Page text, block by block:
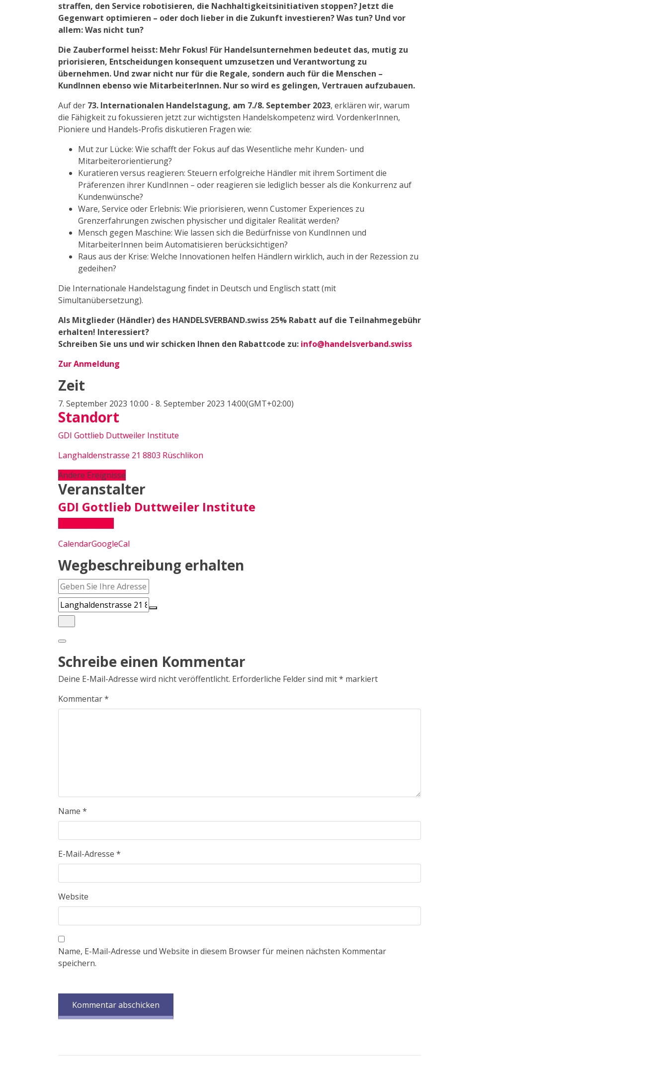
straffen, den Service robotisieren, die Nachhaltigkeitsinitiativen stoppen? Jetzt die
Gegenwart optimieren – oder doch lieber in die Zukunft investieren? Was tun? Und vor
allem: Was nicht tun?
Die Zauberformel heisst: Mehr Fokus! Für Handelsunternehmen bedeutet das, mutig zu
priorisieren, Entscheidungen konsequent umzusetzen und Verantwortung zu
übernehmen. Und zwar nicht nur für die Regale, sondern auch für die Menschen –
KundInnen ebenso wie MitarbeiterInnen. Nur so wird es gelingen, Vertrauen aufzubauen.
Auf der 73. Internationalen Handelstagung, am 7./8. September 2023, erklären wir, warum
die Fähigkeit zu fokussieren jetzt zur wichtigsten Handelskompetenz wird. VordenkerInnen,
Pioniere und Handels-Profis diskutieren Fragen wie:
Mut zur Lücke: Wie schafft der Fokus auf das Wesentliche mehr Kunden- und
Mitarbeiterorientierung?
Kuratieren versus reagieren: Steuern erfolgreiche Händler mit ihrem Sortiment die
Präferenzen ihrer KundInnen – oder reagieren sie lediglich besser als die Konkurrenz auf
Kundenwünsche?
Ware, Service oder Erlebnis: Wie priorisieren, wenn Customer Experiences zu
Grenzerfahrungen zwischen physischer und digitaler Realität werden?
Mensch gegen Maschine: Wie lassen sich die Bedürfnisse von KundInnen und
MitarbeiterInnen beim Automatisieren berücksichtigen?
Raus aus der Krise: Welche Innovationen helfen Händlern wirklich, auch in der Rezession zu
gedeihen?
Die Internationale Handelstagung findet in Deutsch und Englisch statt (mit
Simultanübersetzung).
Als Mitglieder (Händler) des HANDELSVERBAND.swiss 25% Rabatt auf die Teilnahmegebühr
erhalten! Interessiert?
Schreiben Sie uns und wir schicken Ihnen den Rabattcode zu: info@handelsverband.swiss
Zur Anmeldung
Zeit
7. September 2023 10:00 - 8. September 2023 14:00(GMT+02:00)
Standort
GDI Gottlieb Duttweiler Institute
Langhaldenstrasse 21 8803 Rüschlikon
Andere Ereignisse
Veranstalter
GDI Gottlieb Duttweiler Institute
CalendarGoogleCal
Wegbeschreibung erhalten
Address - GDI: 73. Internationale Handelstagung []
Destination Address - GDI: 73. Internationale Handelstagung []
Schreibe einen Kommentar
Deine E-Mail-Adresse wird nicht veröffentlicht. Erforderliche Felder sind mit* markiert
Kommentar*
Name *
E-Mail-Adresse *
Website
Name, E-Mail-Adresse und Website in diesem Browser für meinen nächsten Kommentar
speichern.